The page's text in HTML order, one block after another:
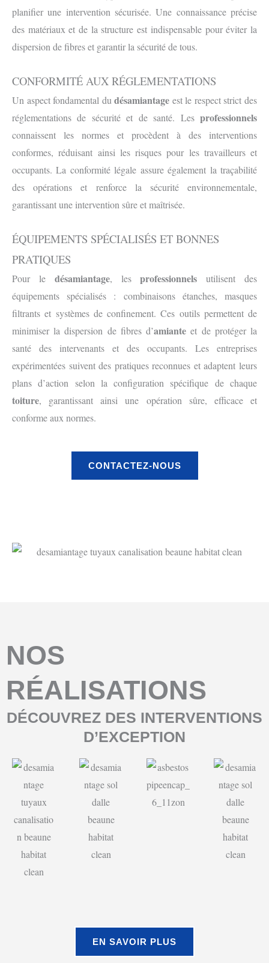
planifier une intervention sécurisée. Une connaissance précise
des matériaux et de la structure est indispensable pour éviter la
dispersion de fibres et garantir la sécurité de tous.
CONFORMITÉ AUX RÉGLEMENTATIONS
Un aspect fondamental dudésamiantage est le respect strict des
réglementations de sécurité et de santé. Les professionnels
connaissent les normes et procèdent à des interventions
conformes, réduisant ainsi les risques pour les travailleurs et
occupants. La conformité légale assure également la traçabilité
des opérations et renforce la sécurité environnementale,
garantissant une intervention sûre et maîtrisée.
ÉQUIPEMENTS SPÉCIALISÉS ET BONNES
PRATIQUES
Pour le désamiantage, lesprofessionnels utilisent des
équipements spécialisés : combinaisons étanches, masques
filtrants et systèmes de confinement. Ces outils permettent de
minimiser la dispersion de fibres d’amiante et de protéger la
santé des intervenants et des occupants. Les entreprises
expérimentées suivent des pratiques reconnues et adaptent leurs
plans d’action selon la configuration spécifique de chaque
toiture, garantissant ainsi une opération sûre, efficace et
conforme aux normes.
CONTACTEZ-NOUS
NOS
RÉALISATIONS
DÉCOUVREZ DES INTERVENTIONS
D’EXCEPTION
EN SAVOIR PLUS